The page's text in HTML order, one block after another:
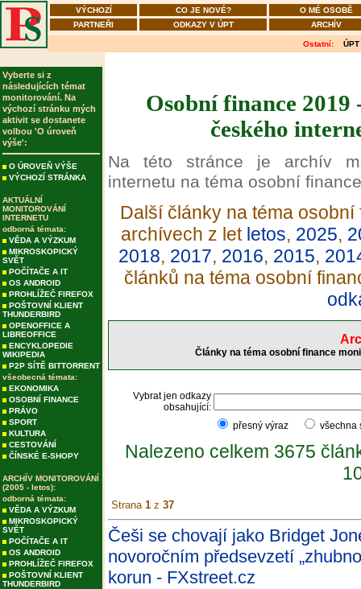
VÝCHOZÍ CO JE NOVÉ?
O MÉ OSOBĚ
PARTNEŘI
ODKAZY V ÚPT ARCHÍV
Ostatní: ÚPT
Vyberte si z
následujících témat
monitorování. Na
výchozí stránku mých
aktivit se dostanete
volbou 'O úroveň
výše':
O ÚROVEŇ VÝŠE
VÝCHOZÍ STRÁNKA
AKTUÁLNÍ
MONITOROVÁNÍ
INTERNETU
odborná témata:
VĚDA A VÝZKUM
MIKROSKOPICKÝ
SVĚT
POČÍTAČE A IT
OS ANDROID
PROHLÍŽEČ FIREFOX
POŠTOVNÍ KLIENT
THUNDERBIRD
OPENOFFICE A
LIBREOFFICE
ENCYKLOPEDIE
WIKIPEDIA
P2P SÍTĚ BITTORRENT
všeobecná témata:
EKONOMIKA
OSOBNÍ FINANCE
PRÁVO
SPORT
KULTURA
CESTOVÁNÍ
ČÍNSKÉ E-SHOPY
ARCHÍV MONITOROVÁNÍ
(2005 - letos):
odborná témata:
VĚDA A VÝZKUM
MIKROSKOPICKÝ
SVĚT
POČÍTAČE A IT
OS ANDROID
PROHLÍŽEČ FIREFOX
POŠTOVNÍ KLIENT
THUNDERBIRD
Osobní finance
českého
Na této stránce je archív
internetu na téma osobní
Další články na téma
archívech z let letos, 2025,
2018, 2017, 2016, 2015,
článků na téma osobní
Články na téma osobní finance
Vybrat jen odkazy
obsahující:
přesný výraz
Nalezeno celkem 3675
Strana 1 z 37
Češi se chovají jako Bridget
novoročním předsevzetí
korun - FXstreet.cz